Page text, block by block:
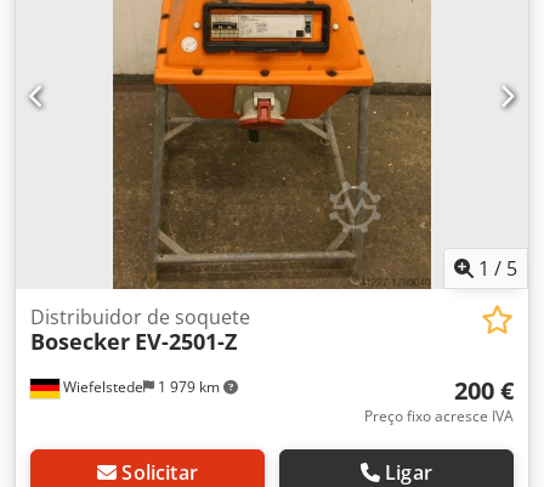
1 / 5
Wiefelstede 1 979 km
Distribuidor de soquete
Bosecker EV-2501-Z
200 €
Preço fixo acresce IVA
Solicitar Ligar